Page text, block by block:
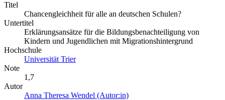
Titel
Chancengleichheit für alle an deutschen Schulen?
Untertitel
Erklärungsansätze für die Bildungsbenachteiligung von
Kindern und Jugendlichen mit Migrationshintergrund
Hochschule
Universität Trier
Note
1,7
Autor
Anna Theresa Wendel (Autor:in)